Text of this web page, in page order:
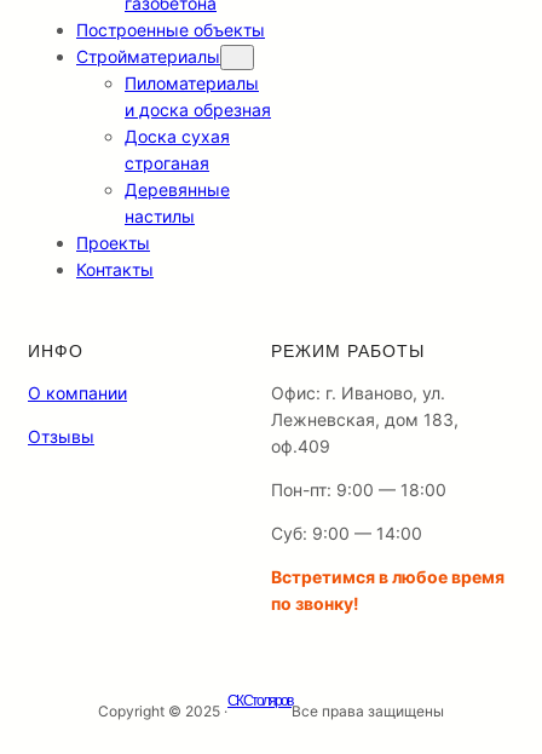
Построенные объекты
Стройматериалы
Пиломатериалы
и доска обрезная
Доска сухая
строганая
Деревянные
настилы
Проекты
Контакты
ИНФО
О компании
Отзывы
РЕЖИМ РАБОТЫ
Офис: г. Иваново, ул.
Лежневская, дом 183,
оф.409
Пон-пт: 9:00 — 18:00
Суб: 9:00 — 14:00
Встретимся в любое время
по звонку!
Copyright © 2025 ·
СК Столяров
Все права защищены